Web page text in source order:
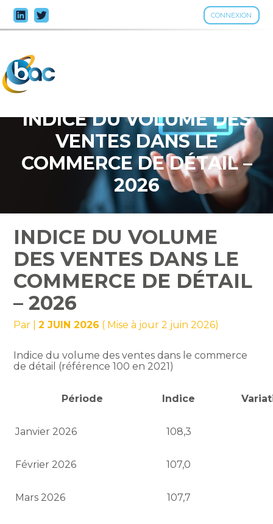
CONNEXION
Aller
au
INDICE DU VOLUME DES
VENTES DANS LE
COMMERCE DE DÉTAIL –
2026
INDICE DU VOLUME
DES VENTES DANS LE
COMMERCE DE DÉTAIL
– 2026
Par |2 JUIN 2026 ( Mise à jour 2 juin 2026)
Indice du volume des ventes dans le commerce
de détail (référence 100 en 2021)
Période Indice
Janvier 2026 108,3
Février 2026 107,0
Mars 2026 107,7